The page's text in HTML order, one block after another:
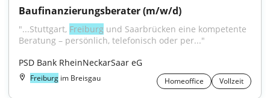
Baufinanzierungsberater (m/w/d)
"...Stuttgart, Freiburg und Saarbrücken eine kompetente
Beratung – persönlich, telefonisch oder per..."
PSD Bank RheinNeckarSaar eG
Freiburg im Breisgau Homeoffice Vollzeit